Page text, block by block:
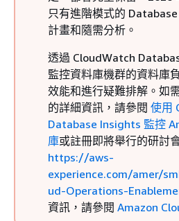
只有進階模式的
計畫和隨需分析。
透過 CloudWatch
監控資料庫機群的資料庫
效能和進行疑難排解。如
的詳細資訊，請參閱 使用
Database Insights 監控
庫或註冊即將舉行的研討
https://aws-
experience.com/amer/
ud-Operations-
資訊，請參閱 Amazon